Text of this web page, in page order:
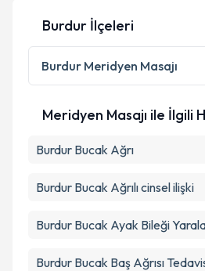
Burdur İlçeleri
Burdur Meridyen Masajı
Meridyen Masajı ile İlgili
Burdur Bucak Ağrı
Burdur Bucak Ağrılı cinsel ilişki
Burdur Bucak Ayak Bileği
Burdur Bucak Baş Ağrısı